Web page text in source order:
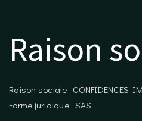
Raison
Raison sociale : CONFIDENCES
Forme juridique : SAS